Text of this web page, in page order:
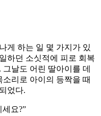
게 하는 일 몇 가지가 있
하던 소싯적에 피로 회복
날도 어린 딸아이를 데
리로 아이의 등짝을 때
었다.
요?”